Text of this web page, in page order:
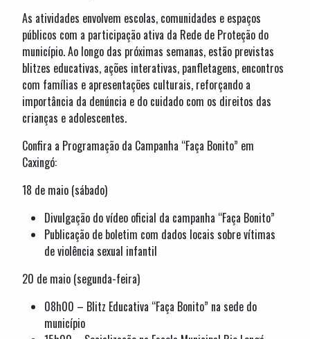
As atividades envolvem escolas, comunidades e espaços
públicos com a participação ativa da Rede de Proteção do
município. Ao longo das próximas semanas, estão previstas
blitzes educativas, ações interativas, panfletagens, encontros
com famílias e apresentações culturais, reforçando a
importância da denúncia e do cuidado com os direitos das
crianças e adolescentes.
Confira a Programação da Campanha “Faça Bonito” em
Caxingó:
18 de maio (sábado)
Divulgação do vídeo oficial da campanha “Faça Bonito”
Publicação de boletim com dados locais sobre vítimas
de violência sexual infantil
20 de maio (segunda-feira)
08h00 – Blitz Educativa “Faça Bonito” na sede do
município